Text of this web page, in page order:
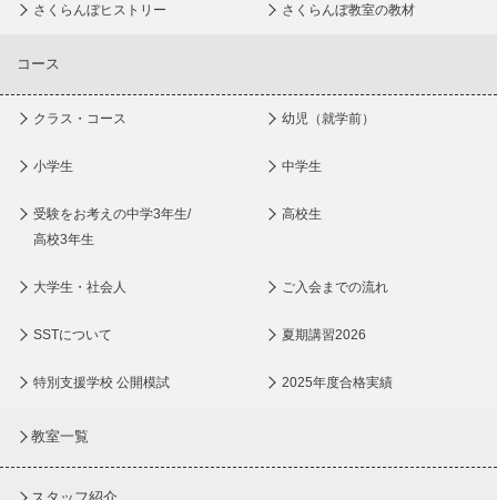
さくらんぼヒストリー さくらんぼ教室の教材
コース
クラス・コース 幼児（就学前）
小学生 中学生
受験をお考えの中学3年生/
高校3年生
高校生
大学生・社会人 ご入会までの流れ
SSTについて 夏期講習2026
特別支援学校 公開模試 2025年度合格実績
教室一覧